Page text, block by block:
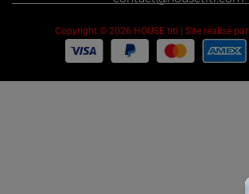
Copyright © 2026 HOUSE titi | Site réalisé par